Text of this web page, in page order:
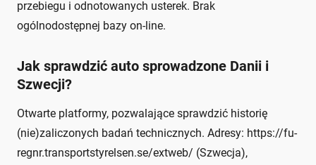
przebiegu i odnotowanych usterek. Brak
ogólnodostępnej bazy on-line.
Jak sprawdzić auto sprowadzone Danii i
Szwecji?
Otwarte platformy, pozwalające sprawdzić historię
(nie)zaliczonych badań technicznych. Adresy: https://fu-
regnr.transportstyrelsen.se/extweb/ (Szwecja),